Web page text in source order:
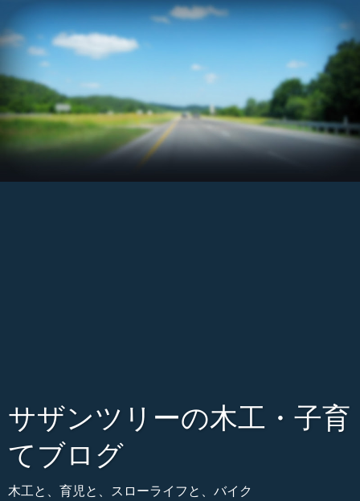
サザンツリーの木工・子育
てブログ
木工と、育児と、スローライフと、バイク